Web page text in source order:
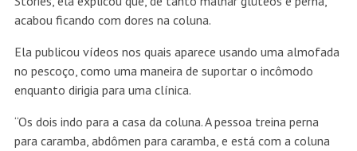
acabou ficando com dores na coluna.
Ela publicou vídeos nos quais aparece usando uma almofada
no pescoço, como uma maneira de suportar o incômodo
enquanto dirigia para uma clínica.
“Os dois indo para a casa da coluna. A pessoa treina perna
para caramba, abdômen para caramba, e está com a coluna